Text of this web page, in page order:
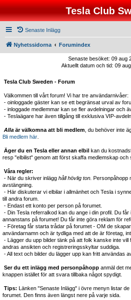
Tesla Club
Senaste Inlägg
Nyhetssidorna Forumindex
Senaste besöket: 09 aug
Aktuellt datum och tid: 09
Tesla Club Sweden - Forum
Välkommen till vårt forum! Vi har tre användarnivåer:
- oinloggade gäster kan se ett begränsat urval av
- inloggade medlemmar kan se fler avdelningar och
- Teslaägare har även tillgång till exklusiva VIP-
Alla är välkomna att bli medlem , du behöver inte
Bli medlem här
Äger du en Tesla eller annan elbil kan du
resp "elbilist" genom att först skaffa medlemskap och
Våra regler:
- När du skriver inlägg håll hövlig ton. Personpåhopp
avstängning.
- Här diskuterar vi elbilar i allmänhet och Tesla i
till andra forum.
- Endast ett konto per person på forumet.
- Din Tesla referralkod kan du ange i din profil. Du
annanstans på forumet! Du får inte göra reklam för
- Företag får starta trådar på forumet - OM de
användarnamn och är tydliga med att de är företag,
- Lägger du upp bilder tänk på att folk kanske inte
andras ansikten och registreringsskyltar suddiga.
- All text och bilder du lägger upp kan fritt användas
Ser du ett inlägg med personpåhopp anmäl det
knappen istället för att svara tillbaka något spydigt.
Tips: Länken "Senaste Inlägg" i övre menyn listar
forumet. Den finns även längst nere på varje sida.